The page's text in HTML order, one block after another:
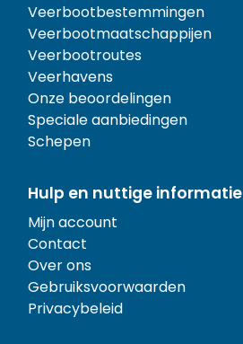
Veerbootbestemmingen
Veerbootmaatschappijen
Veerbootroutes
Veerhavens
Onze beoordelingen
Speciale aanbiedingen
Schepen
Hulp en nuttige informatie
Mijn account
Contact
Over ons
Gebruiksvoorwaarden
Privacybeleid